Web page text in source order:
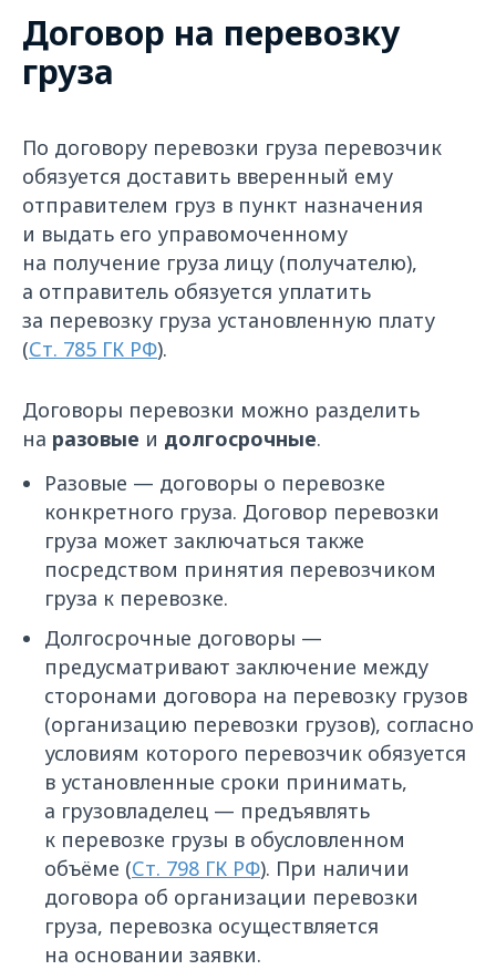
Договор на перевозку
груза
По договору перевозки груза перевозчик
обязуется доставить вверенный ему
отправителем груз в пункт назначения
и выдать его управомоченному
на получение груза лицу (получателю),
а отправитель обязуется уплатить
за перевозку груза установленную плату
(Ст. 785 ГК РФ).
Договоры перевозки можно разделить
на разовые и долгосрочные.
Разовые — договоры о перевозке
конкретного груза. Договор перевозки
груза может заключаться также
посредством принятия перевозчиком
груза к перевозке.
Долгосрочные договоры —
предусматривают заключение между
сторонами договора на перевозку грузов
(организацию перевозки грузов), согласно
условиям которого перевозчик обязуется
в установленные сроки принимать,
а грузовладелец — предъявлять
к перевозке грузы в обусловленном
объёме (Ст. 798 ГК РФ). При наличии
договора об организации перевозки
груза, перевозка осуществляется
на основании заявки.